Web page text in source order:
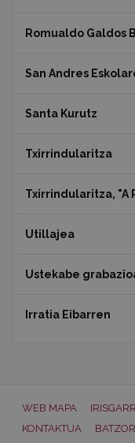
Romualdo Galdos
San Andres
Santa Kurutz
Txirrindularitza
Txirrindularitza, "A
Utillajea
Ustekabe
Irratia Eibarren
WEB MAPA
KONTAKTUA